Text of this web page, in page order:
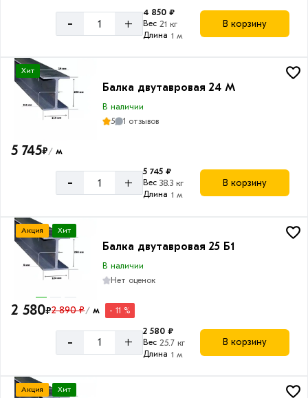
- +
4 850 ₽
Вес 21 кг
Длина 1 м
В корзину
Хит
Балка двутавровая 24 М
В наличии
5
1 отзывов
5 745₽/ м
- +
5 745 ₽
Вес 38.3 кг
Длина 1 м
В корзину
Акция Хит
Балка двутавровая 25 Б1
В наличии
Нет оценок
2 580₽2 890 ₽/ м - 11 %
- +
2 580 ₽
Вес 25.7 кг
Длина 1 м
В корзину
Акция Хит